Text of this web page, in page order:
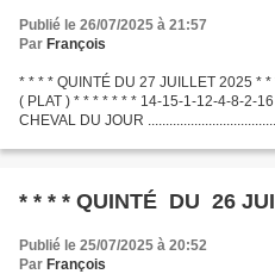
Publié le 26/07/2025 à 21:57
Par François
* * * * QUINTÉ DU 27 JUILLET 2025 *
( PLAT ) * * * * * * * 14-15-1-12-4-8-2-
CHEVAL DU JOUR
* * * *
Publié le 25/07/2025 à 20:52
Par François